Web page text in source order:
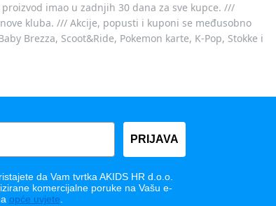
proizvod imao u zadnjih 30 dana za sve kupce. ///
kluba. /// Akcije, popusti i kuponi se međusobno
Brezza, Scoot&Ride, Pokemon karte, K-Pop, Stokke i
PRIJAVA
da Vam tvrtka AKIDS HR d.o.o.
komercijalne poruke na Vašu e-
opće uvjete.